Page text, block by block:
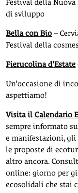
Festival della
di sviluppo
Bella con Bio –
Festival della
Fierucolina d’Estate
Un’occasione di
aspettiamo!
Visita il Calendario
sempre informato
e manifestazioni,
le proposte di
altro ancora.
online: giorno per
ecosolidali che stai